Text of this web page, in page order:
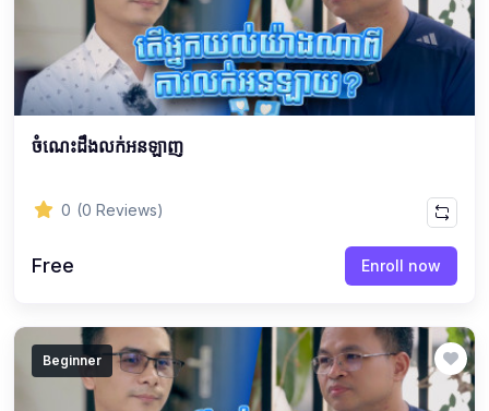
ចំណេះដឹងលក់អនឡាញ
0 (0 Reviews)
Free Enroll now
Beginner